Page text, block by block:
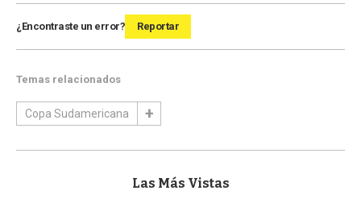
¿Encontraste un error? Reportar
Temas relacionados
Copa Sudamericana
Las Más Vistas